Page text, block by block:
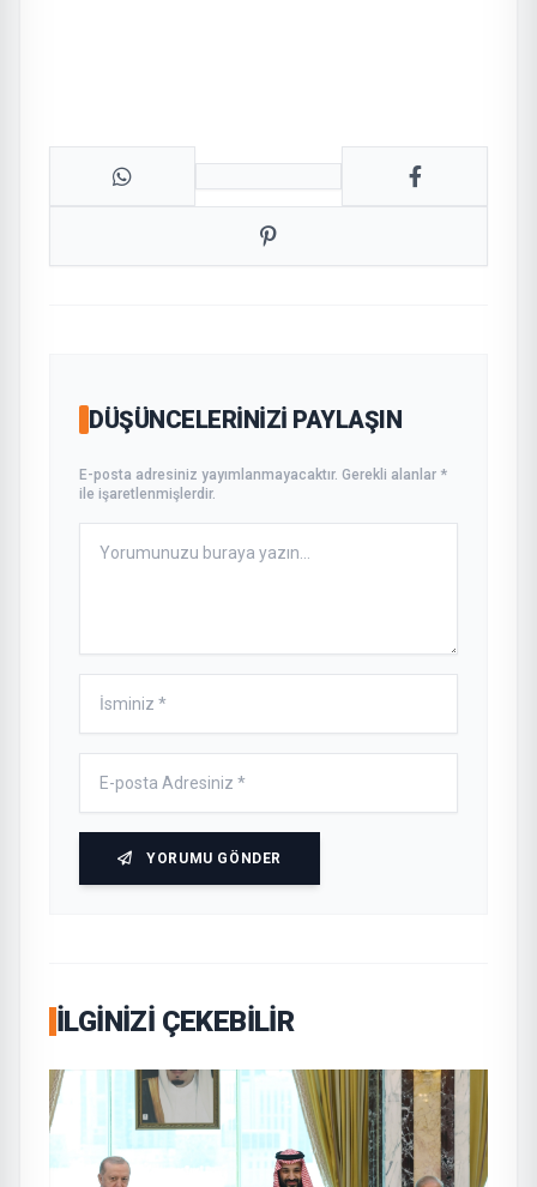
DÜŞÜNCELERINIZI PAYLAŞIN
E-posta adresiniz yayımlanmayacaktır. Gerekli alanlar *
ile işaretlenmişlerdir.
YORUMU GÖNDER
İLGINIZI ÇEKEBILIR